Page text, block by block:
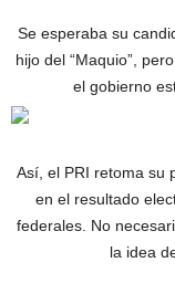
Se esperaba su
hijo del “Maquio”,
el gobierno
Así, el PRI retoma su
en el resultado
federales. No
la idea